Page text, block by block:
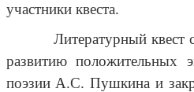
участники квеста.
Литературный квест
развитию
поэзии А.С. Пушкина и